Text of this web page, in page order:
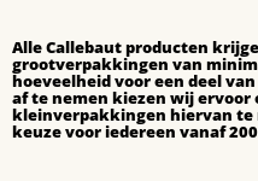
Alle Callebaut producten
grootverpakkingen van
hoeveelheid voor een deel
af te nemen kiezen wij ervoor
kleinverpakkingen hiervan te
keuze voor iedereen vanaf